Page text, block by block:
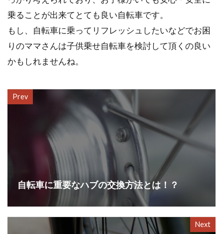
乗ることが出来てとても良い自転車です。
もし、自転車に乗ってリフレッシュしたいなどでお困
りのママさんは子供乗せ自転車を検討して頂くの良い
かもしれませんね。
Prev
自転車に重要なハブの交換方法とは！？
Next